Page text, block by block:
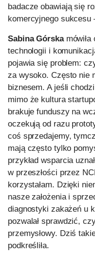
badacze obawiają się
komercyjnego sukcesu
Sabina Górskamówiła
technologii i
pojawia się problem:
za wysoko. Często nie
biznesem. A jeśli
mimo że kultura
brakuje funduszy na
oczekują od razu
coś sprzedajemy,
mają często tylko
przykład wsparcia
w przeszłości przez
korzystałam. Dzięki
nasze założenia i
diagnostyki zakażeń u
pozwalał sprawdzić,
przemysłowy. Dziś
podkreśliła.